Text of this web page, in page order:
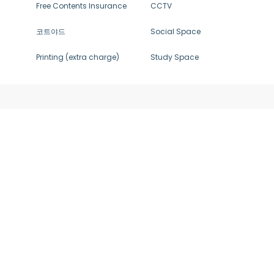
Free Contents Insurance CCTV
코트야드 Social Space
Printing (extra charge) Study Space